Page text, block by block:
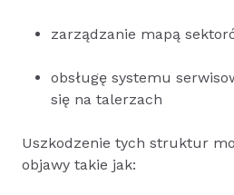
zarządzanie mapą
obsługę systemu
się na talerzach
Uszkodzenie tych struktur
objawy takie jak: